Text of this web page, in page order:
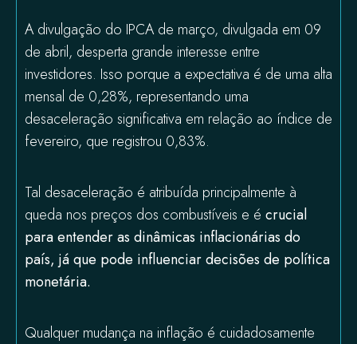
A divulgação do IPCA de março, divulgada em 09
de abril, desperta grande interesse entre
investidores. Isso porque a expectativa é de uma alta
mensal de 0,28%, representando uma
desaceleração significativa em relação ao índice de
fevereiro, que registrou 0,83%.
Tal desaceleração é atribuída principalmente à
queda nos preços dos combustíveis e é crucial
para entender as dinâmicas inflacionárias do
país, já que pode influenciar decisões de política
monetária.
Qualquer mudança na inflação é cuidadosamente